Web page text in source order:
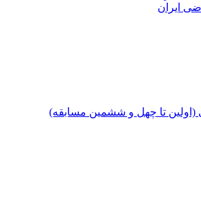
ایران
(اولین تا چهل‌ و ششمین مسابقه)